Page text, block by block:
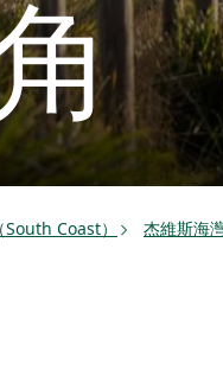
Coast） 杰維斯海